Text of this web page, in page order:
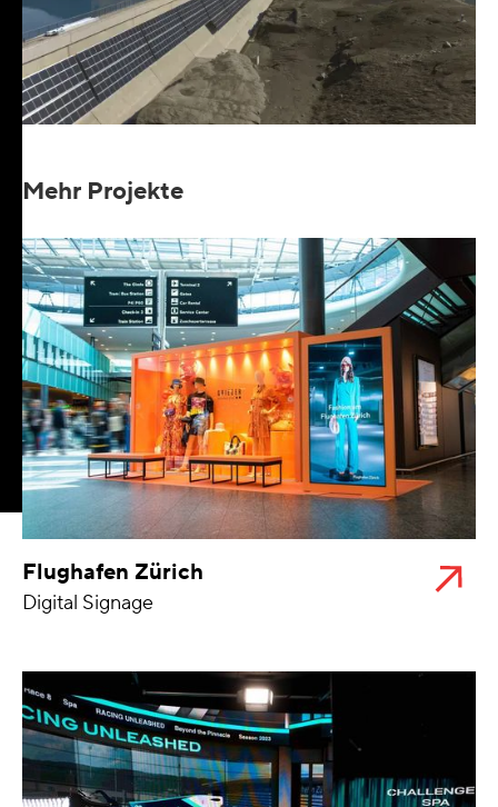
Mehr Projekte
Flughafen Zürich
Digital Signage